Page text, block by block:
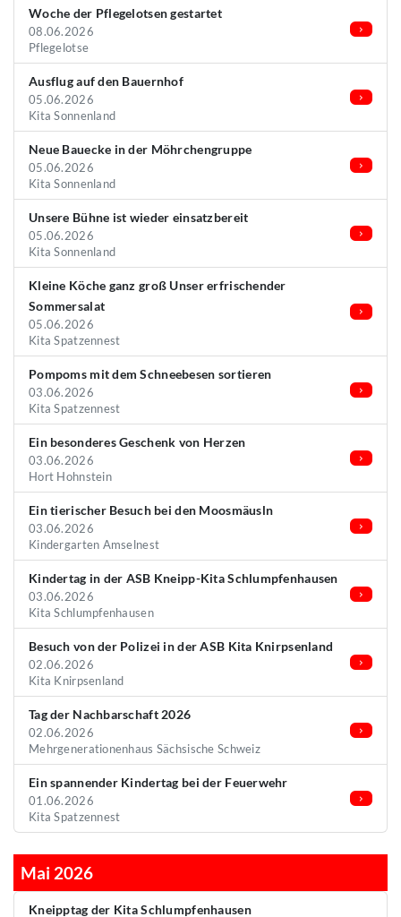
Woche der Pflegelotsen gestartet
08.06.2026
Pflegelotse
Ausflug auf den Bauernhof
05.06.2026
Kita Sonnenland
Neue Bauecke in der Möhrchengruppe
05.06.2026
Kita Sonnenland
Unsere Bühne ist wieder einsatzbereit
05.06.2026
Kita Sonnenland
Kleine Köche ganz groß Unser erfrischender
Sommersalat
05.06.2026
Kita Spatzennest
Pompoms mit dem Schneebesen sortieren
03.06.2026
Kita Spatzennest
Ein besonderes Geschenk von Herzen
03.06.2026
Hort Hohnstein
Ein tierischer Besuch bei den Moosmäusln
03.06.2026
Kindergarten Amselnest
Kindertag in der ASB Kneipp-Kita Schlumpfenhausen
03.06.2026
Kita Schlumpfenhausen
Besuch von der Polizei in der ASB Kita Knirpsenland
02.06.2026
Kita Knirpsenland
Tag der Nachbarschaft 2026
02.06.2026
Mehrgenerationenhaus Sächsische Schweiz
Ein spannender Kindertag bei der Feuerwehr
01.06.2026
Kita Spatzennest
Mai 2026
Kneipptag der Kita Schlumpfenhausen